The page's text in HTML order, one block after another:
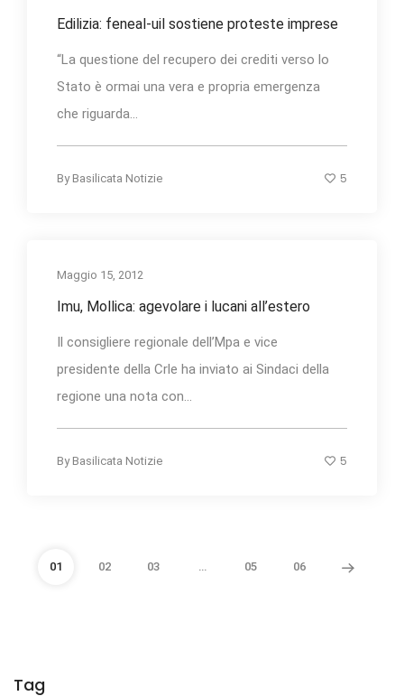
Edilizia: feneal-uil sostiene proteste imprese
“La questione del recupero dei crediti verso lo
Stato è ormai una vera e propria emergenza
che riguarda...
By Basilicata Notizie 5
Maggio 15, 2012
Imu, Mollica: agevolare i lucani all’estero
Il consigliere regionale dell’Mpa e vice
presidente della Crle ha inviato ai Sindaci della
regione una nota con...
By Basilicata Notizie 5
01 02 03 … 05 06
Tag